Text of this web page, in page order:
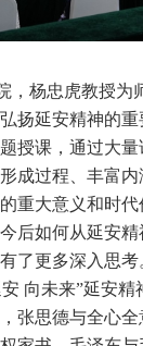
，杨忠虎教授为
扬延安精神的
授课，通过大
成过程、丰富
重大意义和时
后如何从延安精
了更多深入思考
向未来”延安精
张思德与全心